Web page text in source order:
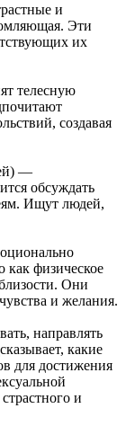
и
Эти
их
телесную
создавая
—
обсуждать
Ищут людей,
как физическое
Они
и желания.
направлять
какие
для достижения
и